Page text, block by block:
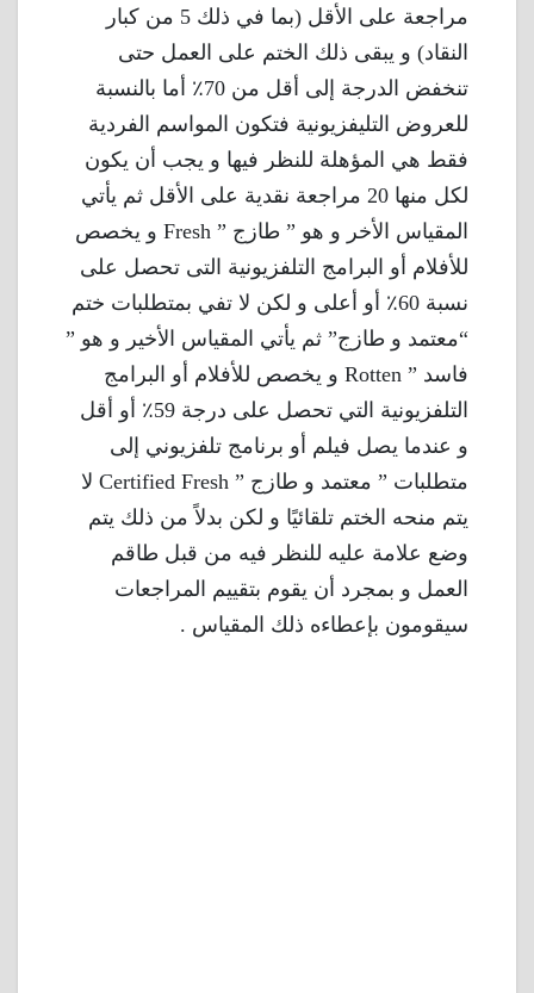
مراجعة على الأقل (بما في ذلك 5 من كبار
النقاد) و يبقى ذلك الختم على العمل حتى
تنخفض الدرجة إلى أقل من 70٪ أما بالنسبة
للعروض التليفزيونية فتكون المواسم الفردية
فقط هي المؤهلة للنظر فيها و يجب أن يكون
لكل منها 20 مراجعة نقدية على الأقل ثم يأتي
المقياس الأخر و هو ” طازج ” Fresh و يخصص
للأفلام أو البرامج التلفزيونية التى تحصل على
نسبة 60٪ أو أعلى و لكن لا تفي بمتطلبات ختم
“معتمد و طازج” ثم يأتي المقياس الأخير و هو ”
فاسد ” Rotten و يخصص للأفلام أو البرامج
التلفزيونية التي تحصل على درجة 59٪ أو أقل
و عندما يصل فيلم أو برنامج تلفزيوني إلى
متطلبات ” معتمد و طازج ” Certified Fresh لا
يتم منحه الختم تلقائيًا و لكن بدلاً من ذلك يتم
وضع علامة عليه للنظر فيه من قبل طاقم
العمل و بمجرد أن يقوم بتقييم المراجعات
سيقومون بإعطاءه ذلك المقياس .